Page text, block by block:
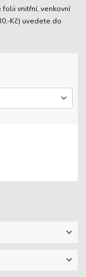
vnitřní, venkovní
Kč) uvedete do